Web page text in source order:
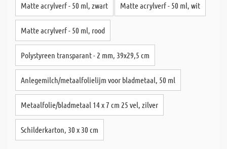
Matte acrylverf - 50 ml, zwart Matte acrylverf - 50 ml, wit
Matte acrylverf - 50 ml, rood
Polystyreen transparant - 2 mm, 39x29,5 cm
Anlegemilch/metaalfolielijm voor bladmetaal, 50 ml
Metaalfolie/bladmetaal 14 x 7 cm 25 vel, zilver
Schilderkarton, 30 x 30 cm